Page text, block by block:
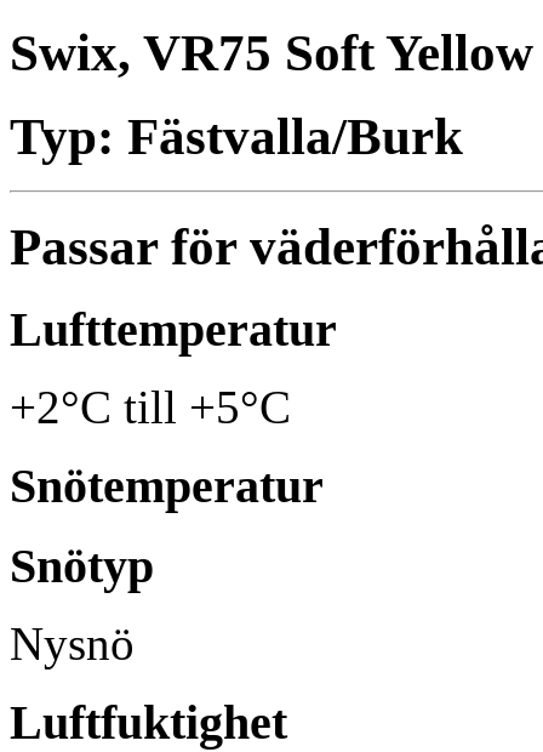
Swix, VR75 Soft
Typ: Fästvalla/Burk
Passar för
Lufttemperatur
+2°C till +5°C
Snötemperatur
Snötyp
Nysnö
Luftfuktighet